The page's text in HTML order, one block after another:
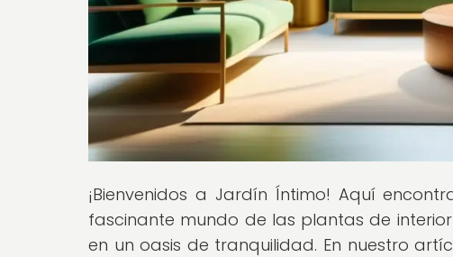
¡Bienvenidos a Jardín Íntimo! Aquí
fascinante mundo de las plantas de
en un oasis de tranquilidad. En nuestro